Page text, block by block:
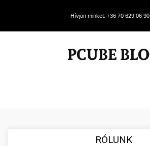
Hívjon minket: +36 70 629 06 90
RÓLUNK